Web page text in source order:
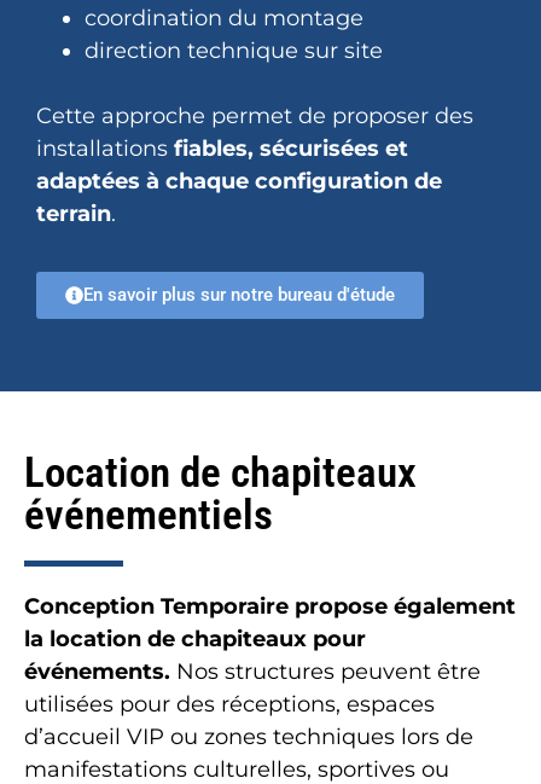
coordination du montage
direction technique sur site
Cette approche permet de proposer des
installations fiables, sécurisées et
adaptées à chaque configuration de
terrain.
En savoir plus sur notre bureau d'étude
Location de chapiteaux
événementiels
Conception Temporaire propose également
la location de chapiteaux pour
événements. Nos structures peuvent être
utilisées pour des réceptions, espaces
d’accueil VIP ou zones techniques lors de
manifestations culturelles, sportives ou